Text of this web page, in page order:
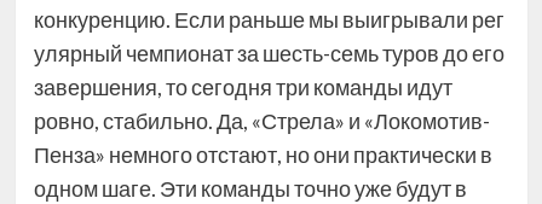
конкуренцию. Если раньше мы выигрывали рег
улярный чемпионат за шесть-семь туров до его
завершения, то сегодня три команды идут
ровно, стабильно. Да, «Стрела» и «Локомотив-
Пенза» немного отстают, но они практически в
одном шаге. Эти команды точно уже будут в